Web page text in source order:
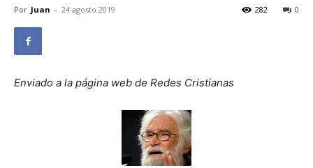
Por Juan - 24 agosto 2019 0
282
Enviado a la página web de Redes Cristianas